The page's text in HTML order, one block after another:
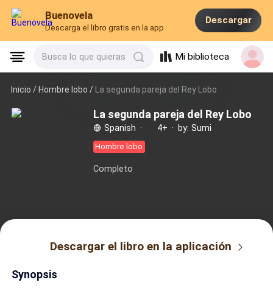
Buenovela
Descarga el libro gratis en la app
Descargar
Busca lo que quieras Mi biblioteca
Inicio /Hombre lobo / La segunda pareja del Rey Lobo
La segunda pareja del Rey Lobo
Spanish · 4+ · by: Sumi
Hombre lobo
Completo
Descargar el libro en la aplicación
Synopsis